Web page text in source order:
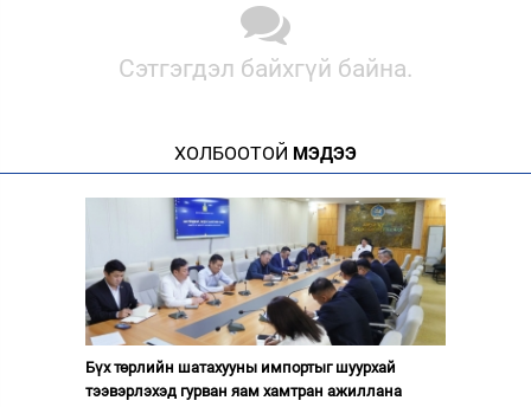
Сэтгэгдэл байхгүй байна.
ХОЛБООТОЙ МЭДЭЭ
Бүх төрлийн шатахууны импортыг шуурхай
тээвэрлэхэд гурван яам хамтран ажиллана